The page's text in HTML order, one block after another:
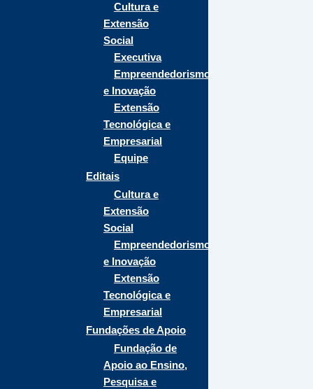
Cultura e
Extensão
Social
Executiva
Empreendedorismo
e Inovação
Extensão
Tecnológica e
Empresarial
Equipe
Editais
Cultura e
Extensão
Social
Empreendedorismo
e Inovação
Extensão
Tecnológica e
Empresarial
Fundações de Apoio
Fundação de
Apoio ao Ensino,
Pesquisa e